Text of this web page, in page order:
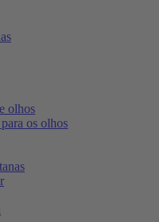
olhos
os olhos